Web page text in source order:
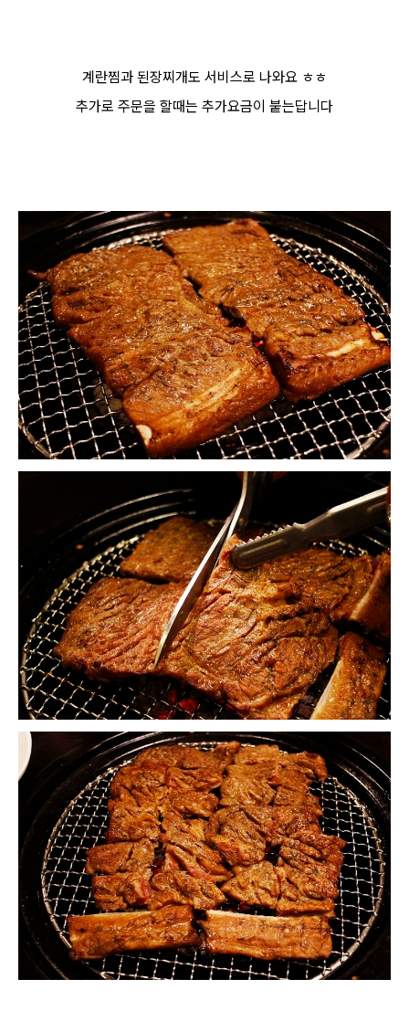
계란찜과 된장찌개도 서비스로 나와요 ㅎㅎ
추가로 주문을 할때는 추가요금이 붙는답니다